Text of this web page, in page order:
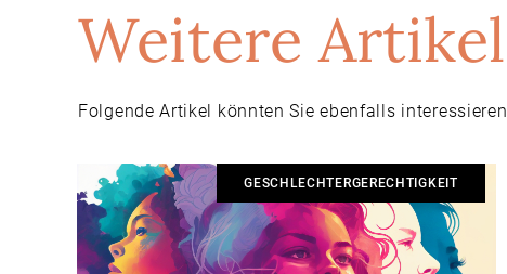
Weitere Artikel
Folgende Artikel könnten Sie ebenfalls interessieren
GESCHLECHTERGERECHTIGKEIT